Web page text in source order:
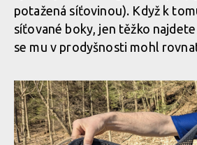
Osprey Escapist Velocity 6
Osprey Escapist Velocity 6
Osprey Escapist Velocity 6
Osprey Escapist Velocity 6
potažená síťovinou). Když k
síťované boky, jen těžko
se mu v prodyšnosti mohl